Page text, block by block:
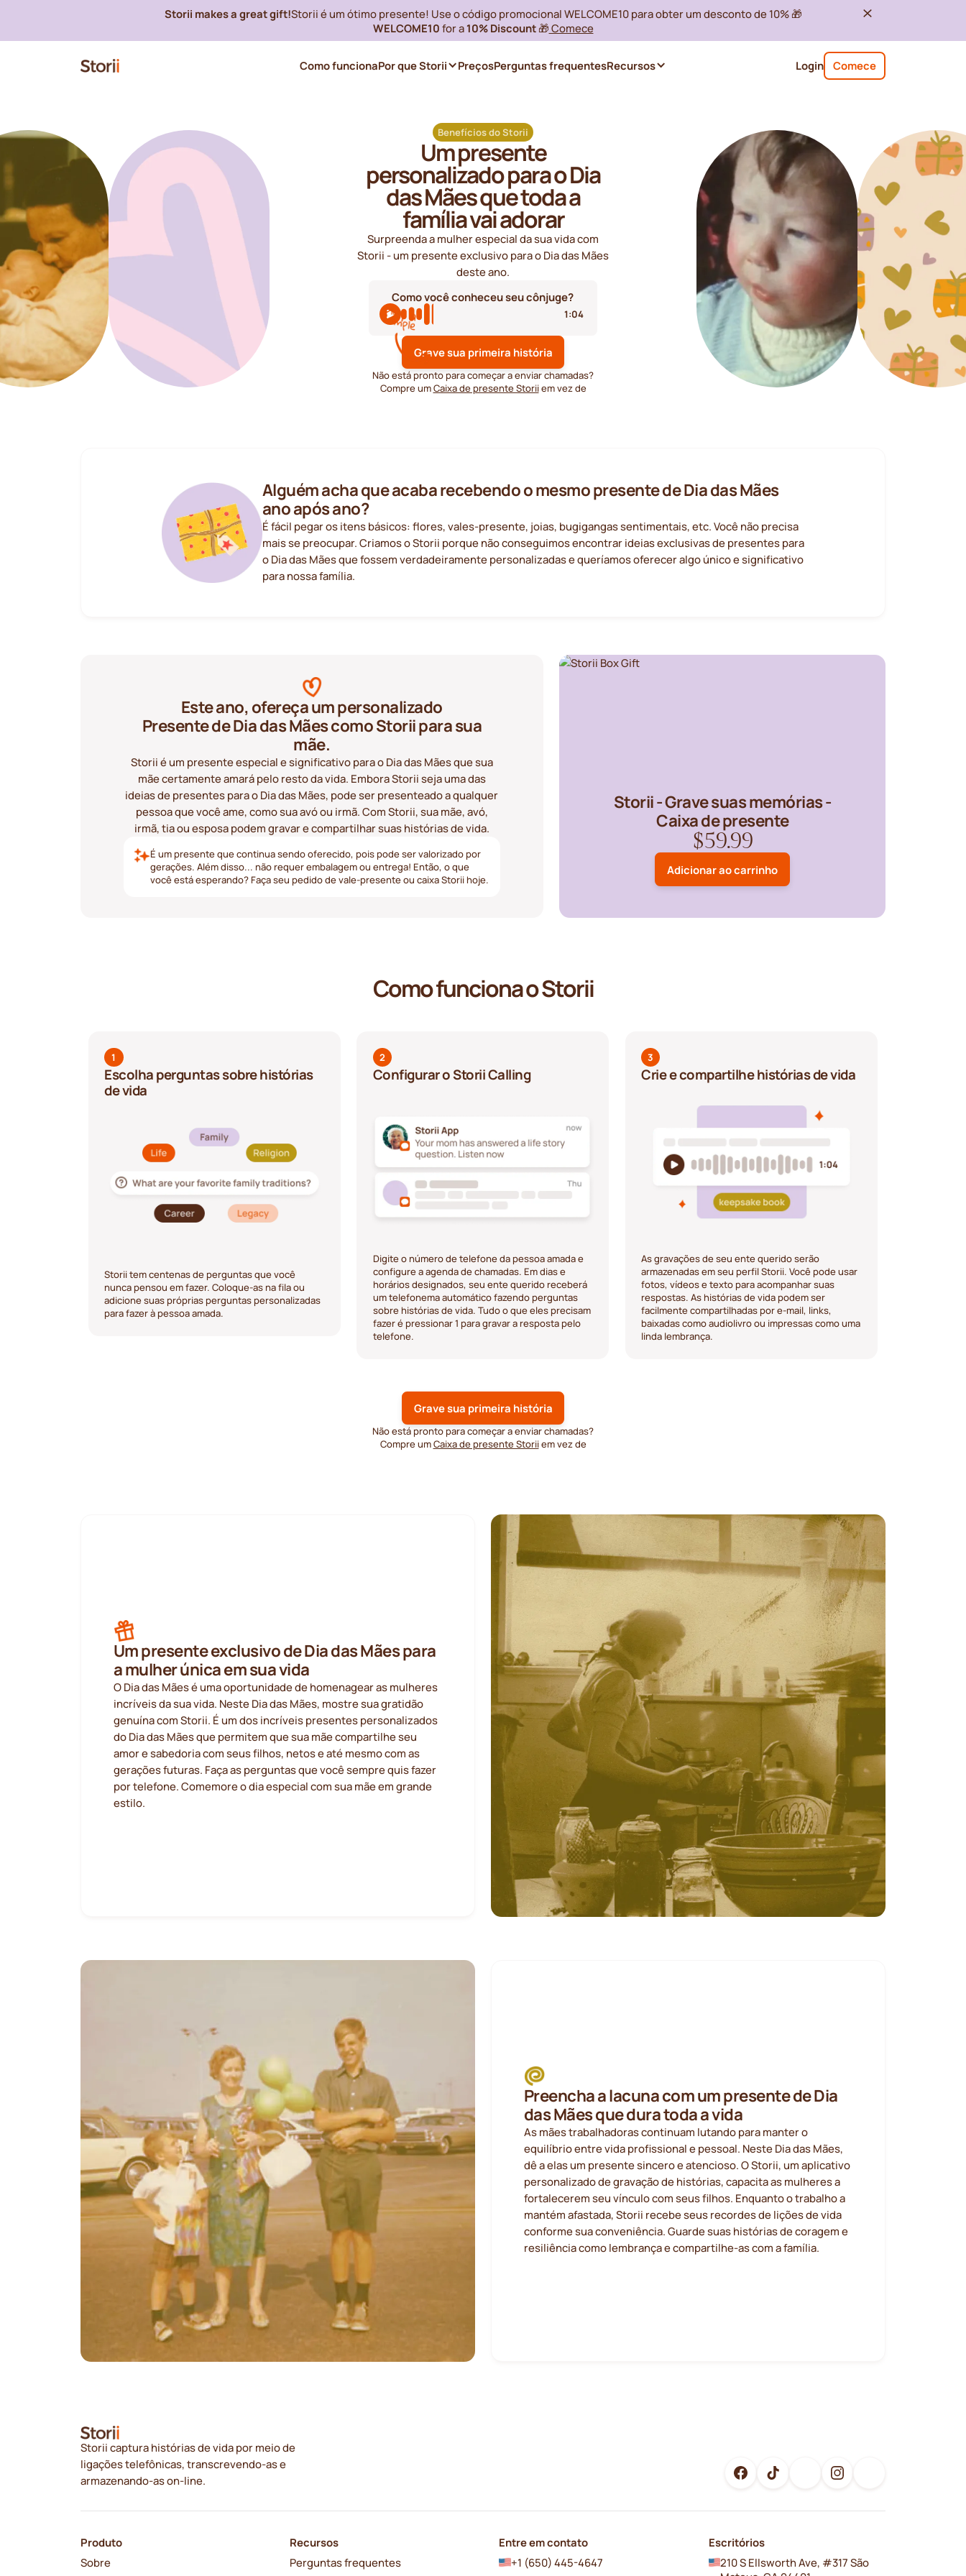
Storii makes a great gift!Storii é um ótimo presente! Use o código promocional WELCOME10 para obter um desconto de 10% 🎁
WELCOME10 for a10% Discount🎁 Comece
Login Comece
Como funcionaPor que Storii PreçosPerguntas frequentesRecursos
Benefícios do Storii
Um presente
personalizado para o Dia
das Mães que toda a
família vai adorar
Surpreenda a mulher especial da sua vida com
Storii - um presente exclusivo para o Dia das Mães
deste ano.
Como você conheceu seu cônjuge?
1:04
Grave sua primeira história
Não está pronto para começar a enviar chamadas?
Compre umCaixa de presente Storiiem vez de
Alguém acha que acaba recebendo o mesmo presente de Dia das Mães
ano após ano?
É fácil pegar os itens básicos: flores, vales-presente, joias, bugigangas sentimentais, etc. Você não precisa
mais se preocupar. Criamos o Storii porque não conseguimos encontrar ideias exclusivas de presentes para
o Dia das Mães que fossem verdadeiramente personalizadas e queríamos oferecer algo único e significativo
para nossa família.
Este ano, ofereça um personalizado
Presente de Dia das Mães como Storii para sua
mãe.
Storii é um presente especial e significativo para o Dia das Mães que sua
mãe certamente amará pelo resto da vida. Embora Storii seja uma das
ideias de presentes para o Dia das Mães, pode ser presenteado a qualquer
pessoa que você ame, como sua avó ou irmã. Com Storii, sua mãe, avó,
irmã, tia ou esposa podem gravar e compartilhar suas histórias de vida.
É um presente que continua sendo oferecido, pois pode ser valorizado por
gerações. Além disso... não requer embalagem ou entrega! Então, o que
você está esperando? Faça seu pedido de vale-presente ou caixa Storii hoje.
Storii - Grave suas memórias -
Caixa de presente
$59.99
Adicionar ao carrinho
Como funciona o Storii
1
Escolha perguntas sobre histórias
de vida
Storii tem centenas de perguntas que você
nunca pensou em fazer. Coloque-as na fila ou
adicione suas próprias perguntas personalizadas
para fazer à pessoa amada.
2
Configurar o Storii Calling
Digite o número de telefone da pessoa amada e
configure a agenda de chamadas. Em dias e
horários designados, seu ente querido receberá
um telefonema automático fazendo perguntas
sobre histórias de vida. Tudo o que eles precisam
fazer é pressionar 1 para gravar a resposta pelo
telefone.
3
Crie e compartilhe histórias de vida
As gravações de seu ente querido serão
armazenadas em seu perfil Storii. Você pode usar
fotos, vídeos e texto para acompanhar suas
respostas. As histórias de vida podem ser
facilmente compartilhadas por e-mail, links,
baixadas como audiolivro ou impressas como uma
linda lembrança.
Grave sua primeira história
Não está pronto para começar a enviar chamadas?
Compre umCaixa de presente Storiiem vez de
Um presente exclusivo de Dia das Mães para
a mulher única em sua vida
O Dia das Mães é uma oportunidade de homenagear as mulheres
incríveis da sua vida. Neste Dia das Mães, mostre sua gratidão
genuína com Storii. É um dos incríveis presentes personalizados
do Dia das Mães que permitem que sua mãe compartilhe seu
amor e sabedoria com seus filhos, netos e até mesmo com as
gerações futuras. Faça as perguntas que você sempre quis fazer
por telefone. Comemore o dia especial com sua mãe em grande
estilo.
Preencha a lacuna com um presente de Dia
das Mães que dura toda a vida
As mães trabalhadoras continuam lutando para manter o
equilíbrio entre vida profissional e pessoal. Neste Dia das Mães,
dê a elas um presente sincero e atencioso. O Storii, um aplicativo
personalizado de gravação de histórias, capacita as mulheres a
fortalecerem seu vínculo com seus filhos. Enquanto o trabalho a
mantém afastada, Storii recebe seus recordes de lições de vida
conforme sua conveniência. Guarde suas histórias de coragem e
resiliência como lembrança e compartilhe-as com a família.
Storii captura histórias de vida por meio de
ligações telefônicas, transcrevendo-as e
armazenando-as on-line.
Produto
Sobre
Recursos
Perguntas frequentes
Entre em contato
+1 (650) 445-4647
Escritórios
210 S Ellsworth Ave, #317 São